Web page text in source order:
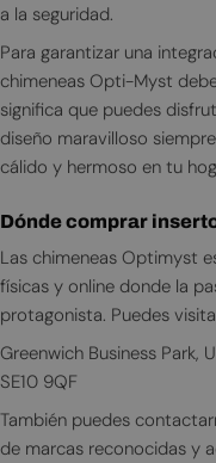
a la seguridad.
Para garantizar una
chimeneas Opti-Myst
significa que puedes
diseño maravilloso
cálido y hermoso en tu
Dónde comprar
Las chimeneas Optimyst
físicas y online donde la
protagonista. Puedes
Greenwich Business Park,
SE10 9QF
También puedes
de marcas reconocidas y